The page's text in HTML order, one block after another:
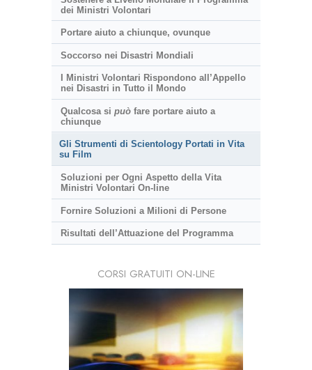
dei Ministri Volontari
Portare aiuto a chiunque, ovunque
Soccorso nei Disastri Mondiali
I Ministri Volontari Rispondono all’Appello
nei Disastri in Tutto il Mondo
Qualcosa si puòfare portare aiuto a
chiunque
Gli Strumenti di Scientology Portati in Vita
su Film
Soluzioni per Ogni Aspetto della Vita
Ministri Volontari On-line
Fornire Soluzioni a Milioni di Persone
Risultati dell’Attuazione del Programma
CORSI GRATUITI ON-LINE